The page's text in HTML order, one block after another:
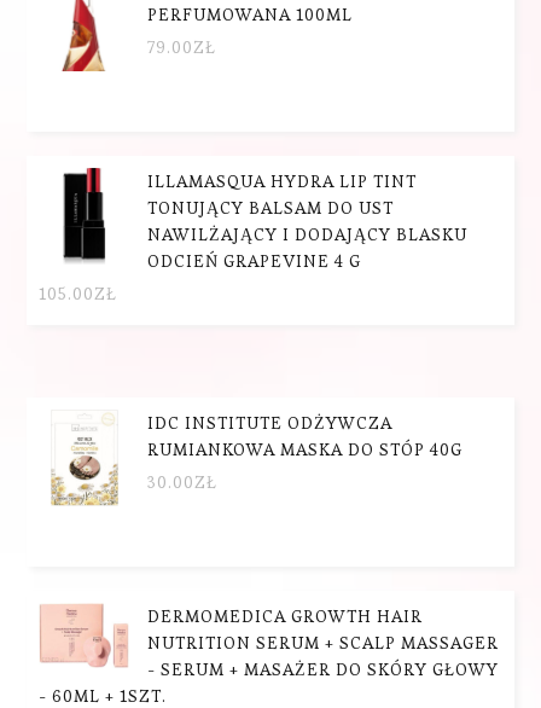
PERFUMOWANA 100ML
79.00ZŁ
ILLAMASQUA HYDRA LIP TINT
TONUJĄCY BALSAM DO UST
NAWILŻAJĄCY I DODAJĄCY BLASKU
ODCIEŃ GRAPEVINE 4 G
105.00ZŁ
IDC INSTITUTE ODŻYWCZA
RUMIANKOWA MASKA DO STÓP 40G
30.00ZŁ
DERMOMEDICA GROWTH HAIR
NUTRITION SERUM + SCALP MASSAGER
- SERUM + MASAŻER DO SKÓRY GŁOWY
- 60ML + 1SZT.